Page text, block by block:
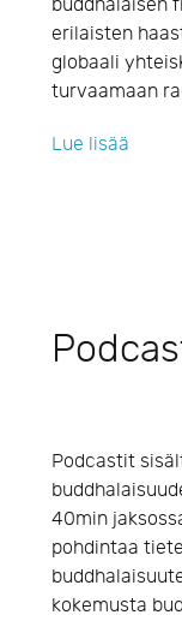
buddhalaisen
erilaisten
globaali
turvaamaan
Lue lisää
Podcastit
40min
pohdintaa
kokemusta